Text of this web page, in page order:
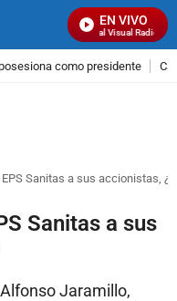
EN VIVO
Señal Visual Radio
como presidente
Sanitas a sus accionistas,
Sanitas a sus
Jaramillo,